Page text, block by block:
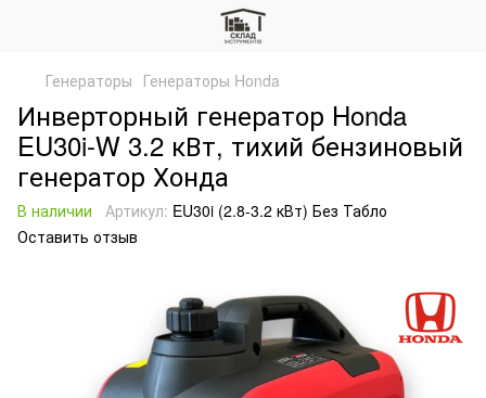
Генераторы Генераторы Honda
Инверторный генератор Honda
EU30i-W 3.2 кВт, тихий бензиновый
генератор Хонда
В наличии Артикул: EU30i (2.8-3.2 кВт) Без Табло
Оставить отзыв